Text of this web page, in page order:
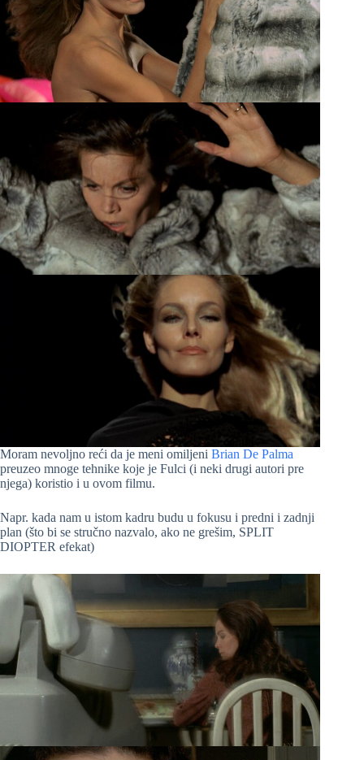
Moram nevoljno reći da je meni omiljeni Brian De Palma
preuzeo mnoge tehnike koje je Fulci (i neki drugi autori pre
njega) koristio i u ovom filmu.
Napr. kada nam u istom kadru budu u fokusu i predni i zadnji
plan (što bi se stručno nazvalo, ako ne grešim, SPLIT
DIOPTER efekat)